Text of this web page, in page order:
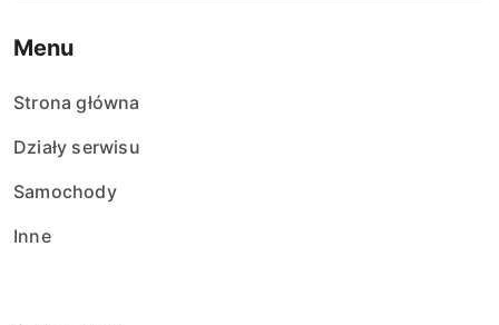
Menu
Strona główna
Działy serwisu
Samochody
Inne